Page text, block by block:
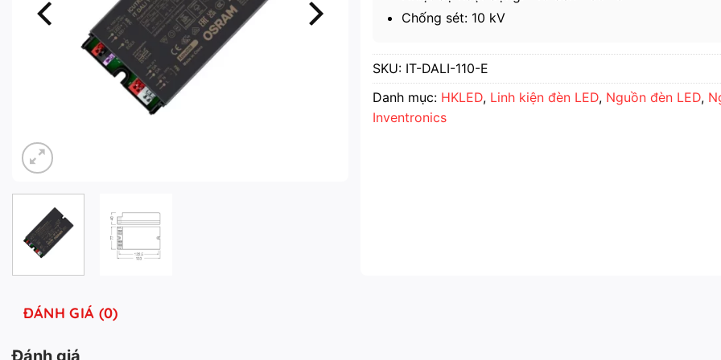
Chống sét: 10 kV
SKU: IT-DALI-110-E
Danh mục: HKLED, Linh kiện đèn LED, Nguồn đèn LED,
Inventronics
ĐÁNH GIÁ (0)